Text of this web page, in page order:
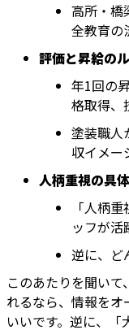
高所・橋
全教育の
評価と昇給の
年1回の
格取得、
塗装職人
収イメー
人柄重視の具
「人柄
ッフが
逆に、ど
このあたりを聞いて
れるなら、情報を
いいです。逆に、